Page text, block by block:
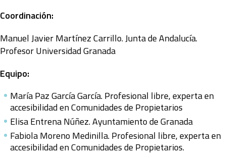
Coordinación:
Manuel Javier Martínez Carrillo. Junta de Andalucía.
Profesor Universidad Granada
Equipo:
María Paz García García. Profesional libre, experta en
accesibilidad en Comunidades de Propietarios
Elisa Entrena Núñez. Ayuntamiento de Granada
Fabiola Moreno Medinilla. Profesional libre, experta en
accesibilidad en Comunidades de Propietarios.